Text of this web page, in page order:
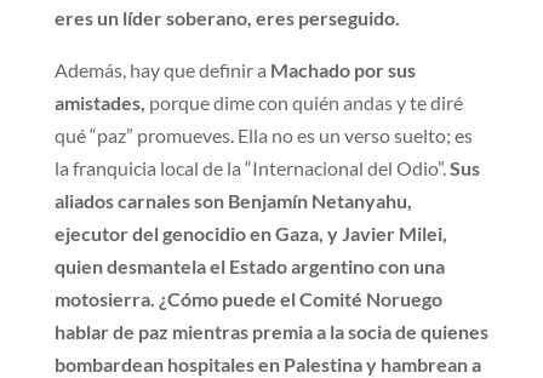
eres un líder soberano, eres perseguido.
Además, hay que definir a Machado por sus
amistades, porque dime con quién andas y te diré
qué “paz” promueves. Ella no es un verso suelto; es
la franquicia local de la “Internacional del Odio”.Sus
aliados carnales son Benjamín Netanyahu,
ejecutor del genocidio en Gaza, y Javier Milei,
quien desmantela el Estado argentino con una
motosierra. ¿Cómo puede el Comité Noruego
hablar de paz mientras premia a la socia de quienes
bombardean hospitales en Palestina y hambrean a